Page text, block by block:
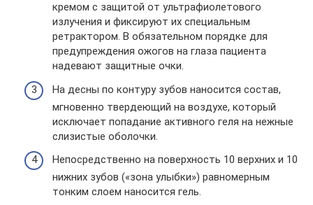
кремом с защитой от ультрафиолетового
излучения и фиксируют их специальным
ретрактором. В обязательном порядке для
предупреждения ожогов на глаза пациента
надевают защитные очки.
На десны по контуру зубов наносится состав,
мгновенно твердеющий на воздухе, который
исключает попадание активного геля на нежные
слизистые оболочки.
Непосредственно на поверхность 10 верхних и 10
нижних зубов («зона улыбки») равномерным
тонким слоем наносится гель.